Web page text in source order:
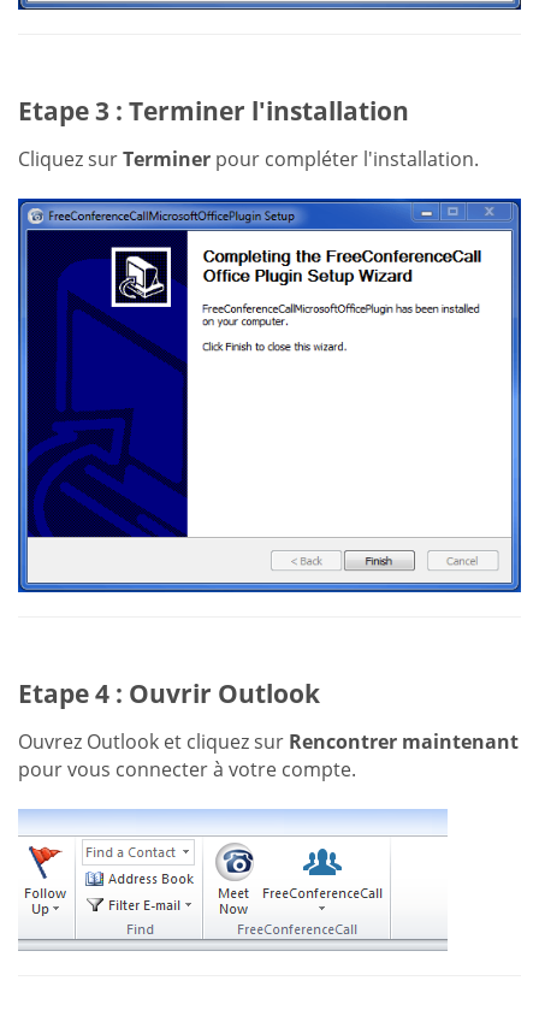
Etape 3 : Terminer l'installation
Cliquez surTerminer pour compléter l'installation.
Etape 4 : Ouvrir Outlook
Ouvrez Outlook et cliquez sur Rencontrer maintenant
pour vous connecter à votre compte.